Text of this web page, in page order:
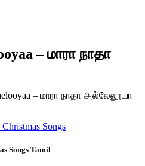
– மாரா நாதா
– மாரா நாதா அல்லேலூயா
Songs
Songs Tamil